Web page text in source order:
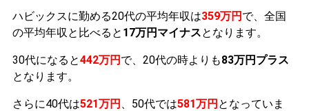
ハビックスに勤める20代の平均年収は359万円 で、全国
の平均年収と比べると 17万円マイナスとなります。
30代になると442万円 で、20代の時よりも83万円プラス
となります。
さらに40代は521万円 、50代では581万円 となっていま